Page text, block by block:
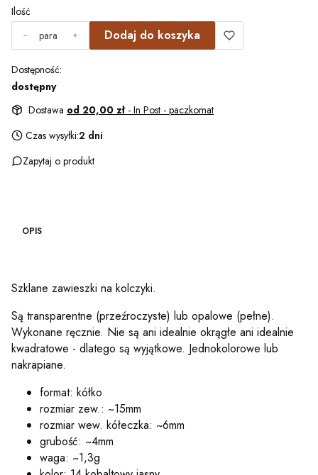
Ilość
para
Dodaj do koszyka
Dostępność:
dostępny
Dostawa od 20,00 zł - In Post - paczkomat
Czas wysyłki:2 dni
Zapytaj o produkt
OPIS
Szklane zawieszki na kolczyki.
Są transparentne (przeźroczyste) lub opalowe (pełne).
Wykonane ręcznie. Nie są ani idealnie okrągłe ani idealnie
kwadratowe - dlatego są wyjątkowe. Jednokolorowe lub
nakrapiane.
format: kółko
rozmiar zew.: ~15mm
rozmiar wew. kółeczka: ~6mm
grubość: ~4mm
waga: ~1,3g